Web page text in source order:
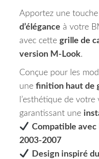
Apportez une
d’élégance à votre
avec cette grille de
version M-Look.
Conçue pour les
une finition haut de
l’esthétique de
garantissant une
Compatible avec
2003-2007
Design inspiré